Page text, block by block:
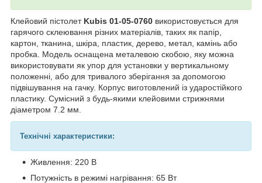
Клейовий пістолет Kubis 01-05-0760 використовується для
гарячого склеювання різних матеріалів, таких як папір,
картон, тканина, шкіра, пластик, дерево, метал, камінь або
пробка. Модель оснащена металевою скобою, яку можна
використовувати як упор для установки у вертикальному
положенні, або для тривалого зберігання за допомогою
підвішування на гачку. Корпус виготовлений із ударостійкого
пластику. Сумісний з будь-якими клейовими стрижнями
діаметром 7.2 мм.
Технічні характеристики:
Живлення: 220 В
Потужність в режимі нагрівання: 65 Вт